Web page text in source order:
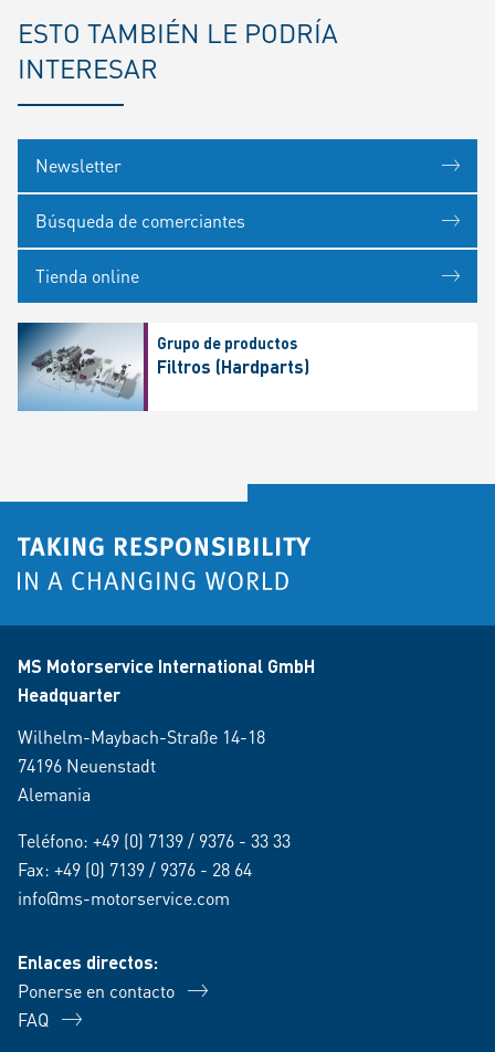
ESTO TAMBIÉN LE PODRÍA
INTERESAR
Newsletter
Búsqueda de comerciantes
Tienda online
Grupo de productos
Filtros (Hardparts)
MS Motorservice International GmbH
Headquarter
Wilhelm-Maybach-Straße 14-18
74196 Neuenstadt
Alemania
Teléfono: +49 (0) 7139 / 9376 - 33 33
Fax: +49 (0) 7139 / 9376 - 28 64
info@ms-motorservice.com
Enlaces directos:
Ponerse en contacto
FAQ